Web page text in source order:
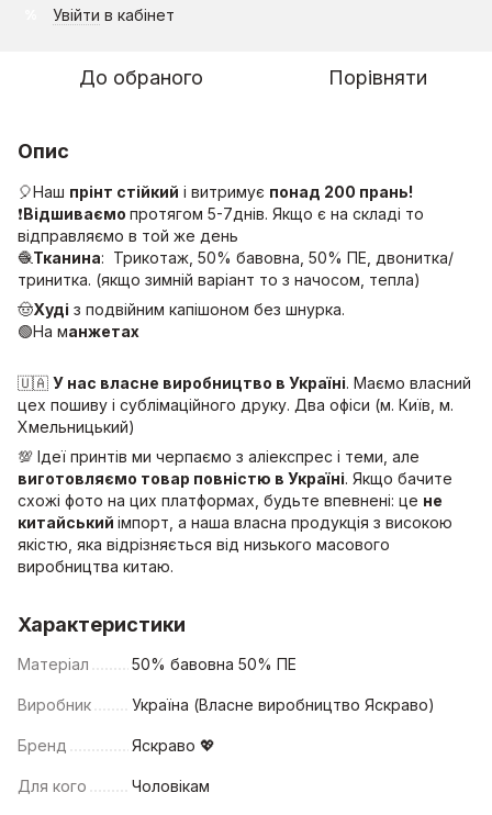
Увійти в кабінет
До обраного Порівняти
Опис
🎈Наш прінт стійкий і витримує понад 200 прань!
❗️Відшиваємо протягом 5-7днів. Якщо є на складі то
відправляємо в той же день
🧶Тканина: Трикотаж, 50% бавовна, 50% ПЕ, двонитка/
тринитка. (якщо зимній варіант то з начосом, тепла)
🤠Худі з подвійним капішоном без шнурка.
🟢На манжетах
🇺🇦 У нас власне виробництво в Україні. Маємо власний
цех пошиву і сублімаційного друку. Два офіси (м. Київ, м.
Хмельницький)
💯 Ідеї принтів ми черпаємо з аліекспрес і теми, але
виготовляємо товар повністю в Україні. Якщо бачите
схожі фото на цих платформах, будьте впевнені: це не
китайський імпорт, а наша власна продукція з високою
якістю, яка відрізняється від низького масового
виробництва китаю.
Характеристики
Матеріал 50% бавовна 50% ПЕ
Виробник Україна (Власне виробництво Яскраво)
Бренд Яскраво 💖
Для кого Чоловікам